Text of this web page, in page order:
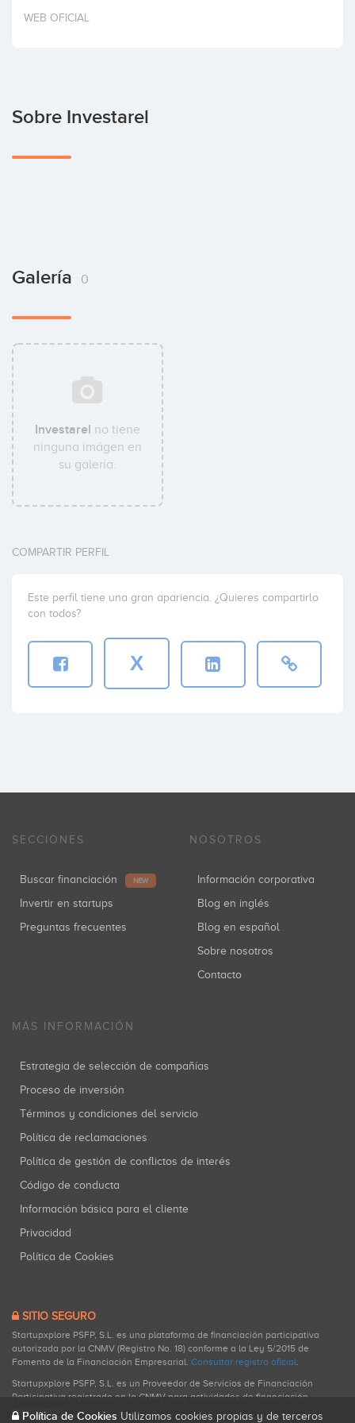
Invertir
WEB OFICIAL
Sobre Investarel
Galería 0
Investarel no tiene
ninguna imágen en
su galería.
COMPARTIR PERFIL
Este perfil tiene una gran apariencia. ¿Quieres compartirlo
con todos?
X
SECCIONES
Buscar financiación NEW
Invertir en startups
Preguntas frecuentes
NOSOTROS
Información corporativa
Blog en inglés
Blog en español
Sobre nosotros
Contacto
MÁS INFORMACIÓN
Estrategia de selección de compañías
Proceso de inversión
Términos y condiciones del servicio
Política de reclamaciones
Política de gestión de conflictos de interés
Código de conducta
Información básica para el cliente
Privacidad
Política de Cookies
SITIO SEGURO
Startupxplore PSFP, S.L. es una plataforma de financiación participativa
autorizada por la CNMV (Registro No. 18) conforme a la Ley 5/2015 de
Fomento de la Financiación Empresarial. Consultar registro oficial.
Startupxplore PSFP, S.L. es un Proveedor de Servicios de Financiación
Participativa registrado en la CNMV para actividades de financiación
participativa.
Política de Cookies Utilizamos cookies propias y de terceros